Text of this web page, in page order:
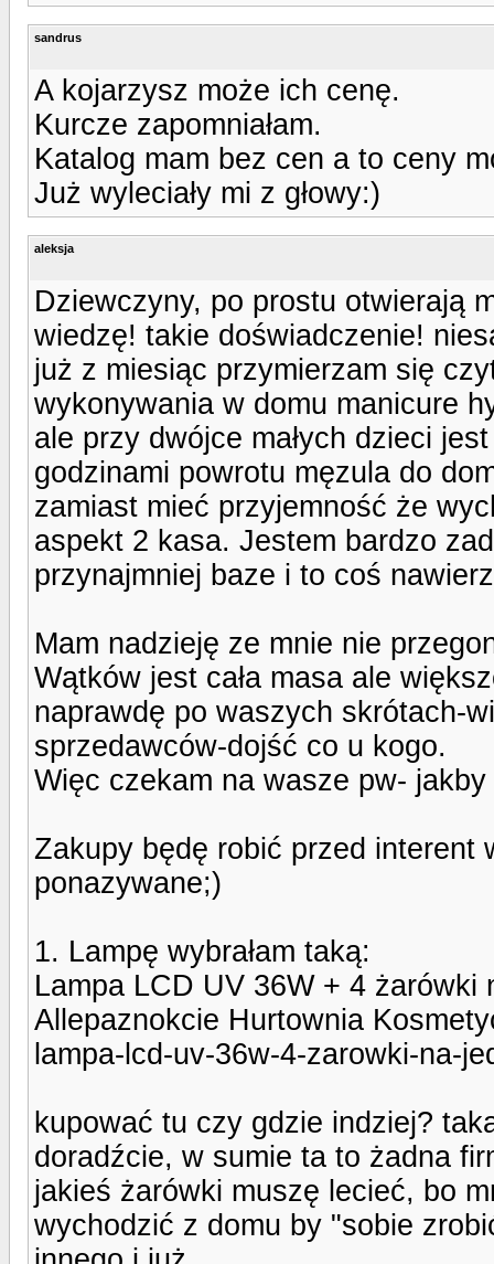
sandrus
A kojarzysz może ich cenę.
Kurcze zapomniałam.
Katalog mam bez cen a to ceny
Już wyleciały mi z głowy:)
aleksja
Dziewczyny, po prostu otwierają
wiedzę! takie doświadczenie!
już z miesiąc przymierzam się
wykonywania w domu manicure
ale przy dwójce małych dzieci
godzinami powrotu męzula do
zamiast mieć przyjemność że
aspekt 2 kasa. Jestem bardzo
przynajmniej baze i to coś
Mam nadzieję ze mnie nie
Wątków jest cała masa ale
naprawdę po waszych skrótach-
sprzedawców-dojść co u kogo.
Więc czekam na wasze pw-
Zakupy będę robić przed interent
ponazywane;)
1. Lampę wybrałam taką:
Lampa LCD UV 36W + 4 żarówki
Allepaznokcie Hurtownia
lampa-lcd-uv-36w-4-zarowki-na-
kupować tu czy gdzie indziej?
doradźcie, w sumie ta to żadna
jakieś żarówki muszę lecieć, bo
wychodzić z domu by "sobie